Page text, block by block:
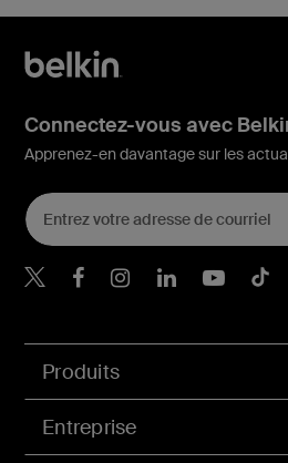
Produits
Entreprise
Connectez-vous avec
Apprenez-en davantage sur les
Belkin Twitter
BelkinBelkinBelkin